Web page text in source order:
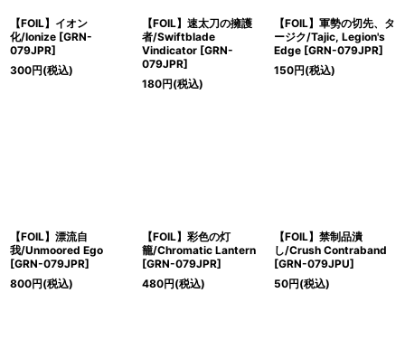
【FOIL】イオン
化/Ionize [GRN-
079JPR]
300円(税込)
【FOIL】速太刀の擁護
者/Swiftblade
Vindicator [GRN-
079JPR]
180円(税込)
【FOIL】軍勢の切先、タ
ージク/Tajic, Legion's
Edge [GRN-079JPR]
150円(税込)
【FOIL】漂流自
我/Unmoored Ego
[GRN-079JPR]
800円(税込)
【FOIL】彩色の灯
籠/Chromatic Lantern
[GRN-079JPR]
480円(税込)
【FOIL】禁制品潰
し/Crush Contraband
[GRN-079JPU]
50円(税込)